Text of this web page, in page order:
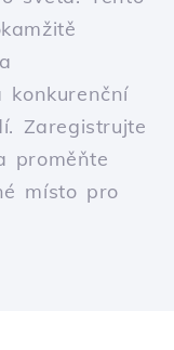
konkurenční
Zaregistrujte
proměňte
místo pro